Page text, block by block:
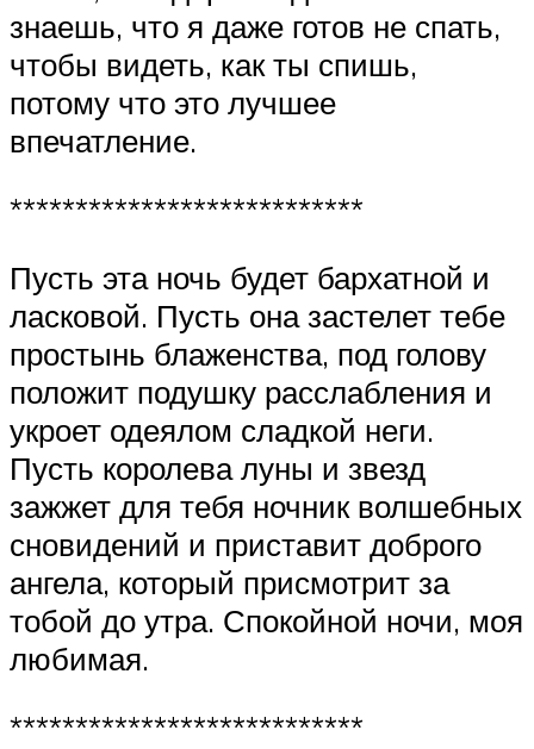
знаешь, что я даже готов не спать,
чтобы видеть, как ты спишь,
потому что это лучшее
впечатление.
***************************
Пусть эта ночь будет бархатной и
ласковой. Пусть она застелет тебе
простынь блаженства, под голову
положит подушку расслабления и
укроет одеялом сладкой неги.
Пусть королева луны и звезд
зажжет для тебя ночник волшебных
сновидений и приставит доброго
ангела, который присмотрит за
тобой до утра. Спокойной ночи, моя
любимая.
***************************